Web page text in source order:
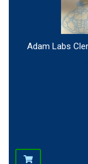
Adam Labs